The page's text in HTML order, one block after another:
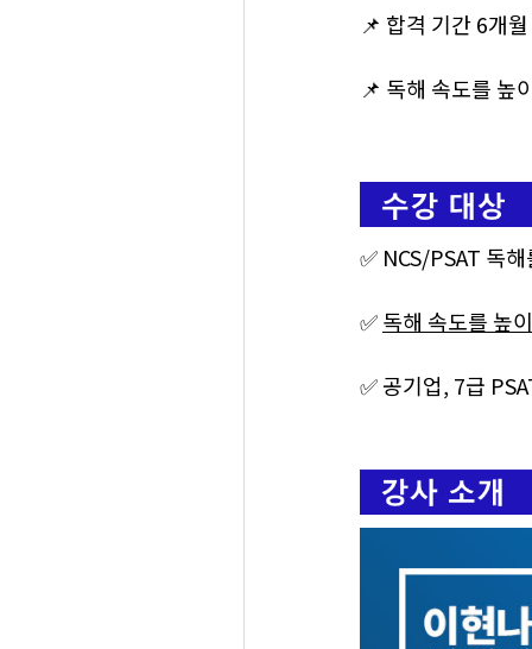
📌 합격 기간 6개
📌 독해 속도를 높
✅ NCS/PSAT 독
✅독해 속도를 높
✅ 공기업, 7급